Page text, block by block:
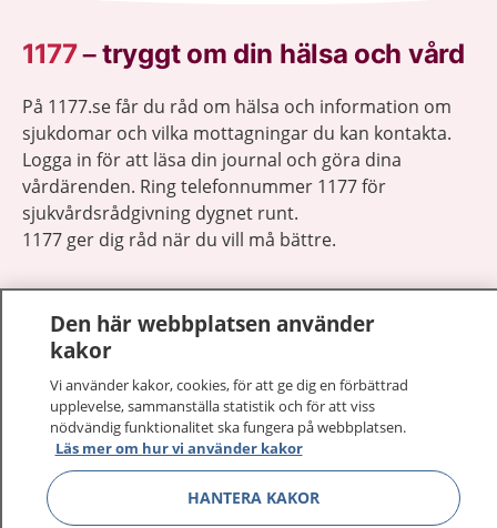
1177–tryggt om din hälsa och vård
På 1177.se får du råd om hälsa och information om
sjukdomar och vilka mottagningar du kan kontakta.
Logga in för att läsa din journal och göra dina
vårdärenden. Ring telefonnummer 1177 för
sjukvårdsrådgivning dygnet runt.
1177 ger dig råd när du vill må bättre.
1177 på flera språk
Om 1177
Kontakt Visa
Den här webbplatsen använder
kakor
Vi använder kakor, cookies, för att ge dig en förbättrad
upplevelse, sammanställa statistik och för att viss
nödvändig funktionalitet ska fungera på webbplatsen.
Läs mer om hur vi använder kakor
HANTERA KAKOR